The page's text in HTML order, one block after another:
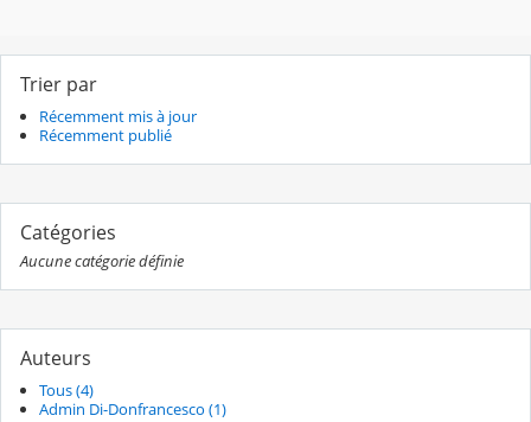
Trier par
Récemment mis à jour
Récemment publié
Catégories
Aucune catégorie définie
Auteurs
Tous (4)
Admin Di-Donfrancesco (1)